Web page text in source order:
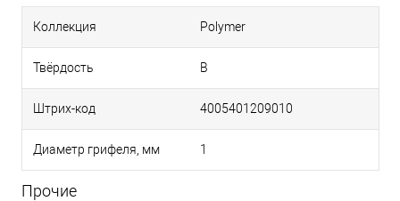
Коллекция Polymer
Твёрдость B
Штрих-код 4005401209010
Диаметр грифеля, мм 1
Прочие